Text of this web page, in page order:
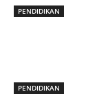
PENDIDIKAN
PENDIDIKAN